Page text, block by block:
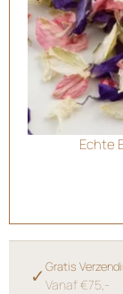
Echte
✓ Gratis
Vanaf €75,-